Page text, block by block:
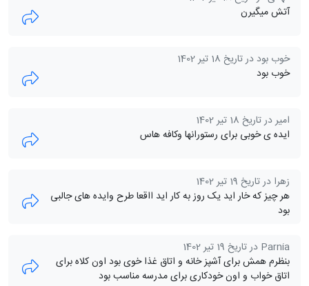
آتش میگیرن
خوب بود در تاریخ 18 تیر 1402
خوب بود
امیر در تاریخ 18 تیر 1402
ایده ی خوبی برای رستورانها وکافه هاس
زهرا در تاریخ 19 تیر 1402
هر چیز که خار اید یک روز به کار اید ااقعا طرح وایده های جالبی
بود
Parnia در تاریخ 19 تیر 1402
بنظرم همش برای آشپز خانه و اتاق غذا خوی بود اون کلاه‌ برای
اتاق خواب و اون خودکاری برای مدرسه مناسب بود